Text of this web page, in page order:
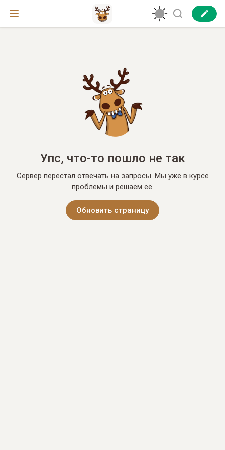
Упс, что-то пошло не так
Сервер перестал отвечать на запросы. Мы уже в курсе
проблемы и решаем её.
Обновить страницу